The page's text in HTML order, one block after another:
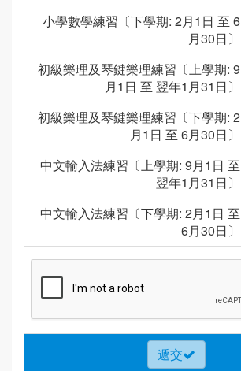
小學數學練習〔下學期: 2月1日 至 6
月30日〕
初級樂理及琴鍵樂理練習〔上學期: 9
月1日 至 翌年1月31日〕
初級樂理及琴鍵樂理練習〔下學期: 2
月1日 至 6月30日〕
中文輸入法練習〔上學期: 9月1日 至
翌年1月31日〕
中文輸入法練習〔下學期: 2月1日 至
6月30日〕
遞交